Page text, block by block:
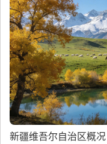
新疆维吾尔自治区概况